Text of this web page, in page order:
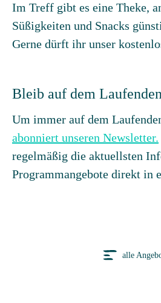
Im Treff gibt es eine Theke,
Süßigkeiten und Snacks
Gerne dürft ihr unser
Bleib auf dem
Um immer auf dem
abonniert unseren Newsletter.
regelmäßig die aktuellsten
Programmangebote direkt in
alle